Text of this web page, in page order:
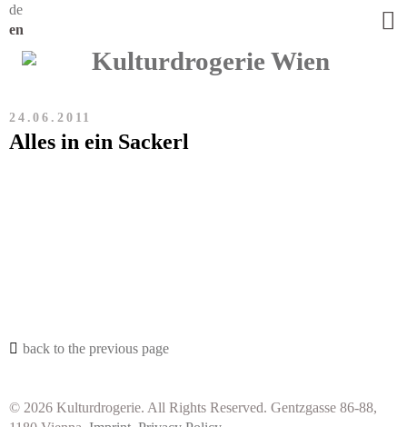
de
en
24.06.2011
Alles in ein Sackerl
back to the previous page
© 2026 Kulturdrogerie. All Rights Reserved. Gentzgasse 86-88,